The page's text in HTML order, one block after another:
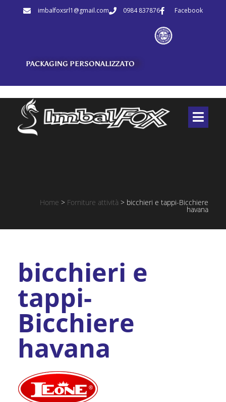
imbalfoxsrl1@gmail.com 0984 837876 Facebook
PACKAGING PERSONALIZZATO
Home > Forniture attività > bicchieri e tappi-Bicchiere
havana
bicchieri e
tappi-
Bicchiere
havana